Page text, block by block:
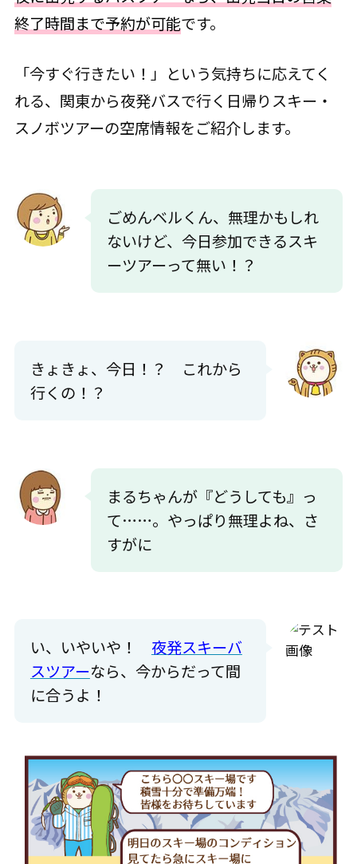
終了時間まで予約が可能です。
「今すぐ行きたい！」という気持ちに応えてく
れる、関東から夜発バスで行く日帰りスキー・
スノボツアーの空席情報をご紹介します。
ごめんベルくん、無理かもしれ
ないけど、今日参加できるスキ
ーツアーって無い！？
きょきょ、今日！？ これから
行くの！？
まるちゃんが『どうしても』っ
て……。やっぱり無理よね、さ
すがに
い、いやいや！ 夜発スキーバ
スツアーなら、今からだって間
に合うよ！